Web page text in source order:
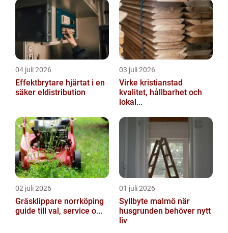
04 juli 2026
Effektbrytare hjärtat i en
säker eldistribution
03 juli 2026
Virke kristianstad
kvalitet, hållbarhet och
lokal...
02 juli 2026
Gräsklippare norrköping
guide till val, service o...
01 juli 2026
Syllbyte malmö när
husgrunden behöver nytt
liv